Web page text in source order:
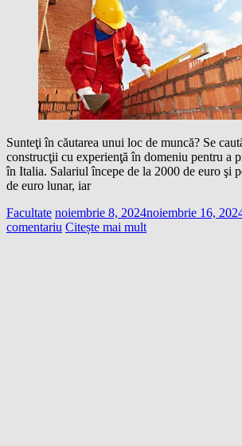
Sunteţi în căutarea unui loc de muncă? Se
construcţii cu experienţă în domeniu pentru a
în Italia. Salariul începe de la 2000 de euro şi
de euro lunar, iar
Facultate noiembrie 8, 2024noiembrie 16,
comentariu Citește mai mult